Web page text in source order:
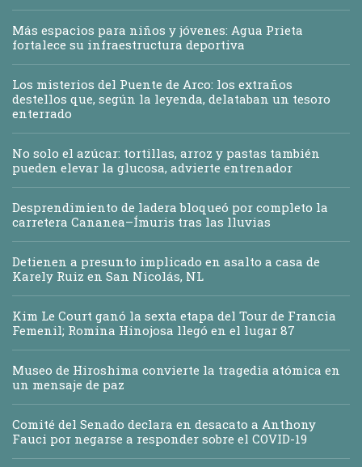
Más espacios para niños y jóvenes: Agua Prieta
fortalece su infraestructura deportiva
Los misterios del Puente de Arco: los extraños
destellos que, según la leyenda, delataban un tesoro
enterrado
No solo el azúcar: tortillas, arroz y pastas también
pueden elevar la glucosa, advierte entrenador
Desprendimiento de ladera bloqueó por completo la
carretera Cananea–Ímuris tras las lluvias
Detienen a presunto implicado en asalto a casa de
Karely Ruiz en San Nicolás, NL
Kim Le Court ganó la sexta etapa del Tour de Francia
Femenil; Romina Hinojosa llegó en el lugar 87
Museo de Hiroshima convierte la tragedia atómica en
un mensaje de paz
Comité del Senado declara en desacato a Anthony
Fauci por negarse a responder sobre el COVID-19